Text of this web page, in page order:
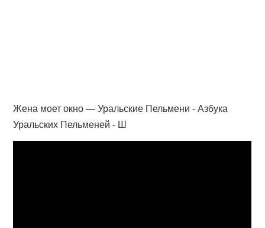
Жена моет окно — Уральские Пельмени - Азбука
Уральских Пельменей - Ш